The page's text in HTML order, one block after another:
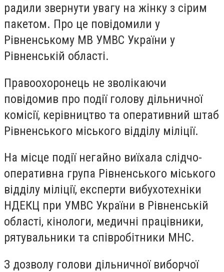
радили звернути увагу на жінку з сірим
пакетом. Про це повідомили у
Рівненському МВ УМВС України у
Рівненській області.
Правоохоронець не зволікаючи
повідомив про події голову дільничної
комісії, керівництво та оперативний штаб
Рівненського міського відділу міліції.
На місце події негайно виїхала слідчо-
оперативна група Рівненського міського
відділу міліції, експерти вибухотехніки
НДЕКЦ при УМВС України в Рівненській
області, кінологи, медичні працівники,
рятувальники та співробітники МНС.
З дозволу голови дільничної виборчої